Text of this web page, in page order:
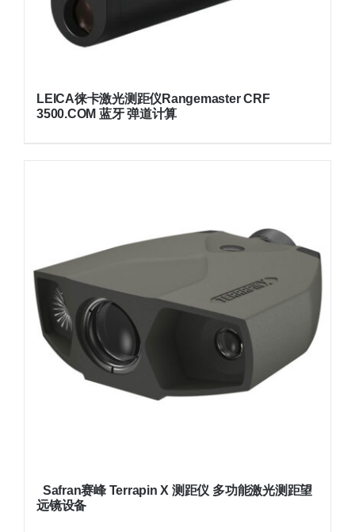
LEICA徕卡激光测距仪Rangemaster CRF
3500.COM 蓝牙 弹道计算
Safran赛峰 Terrapin X 测距仪 多功能激光测距望
远镜设备